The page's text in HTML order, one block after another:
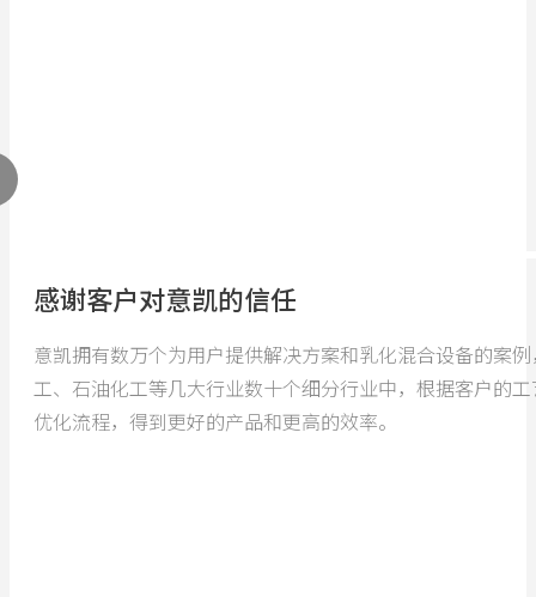
感谢客户对意凯的信任
意凯拥有数万个为用户提供解决方案和乳化混合设备的案
工、石油化工等几大行业数十个细分行业中，根据客户的
优化流程，得到更好的产品和更高的效率。